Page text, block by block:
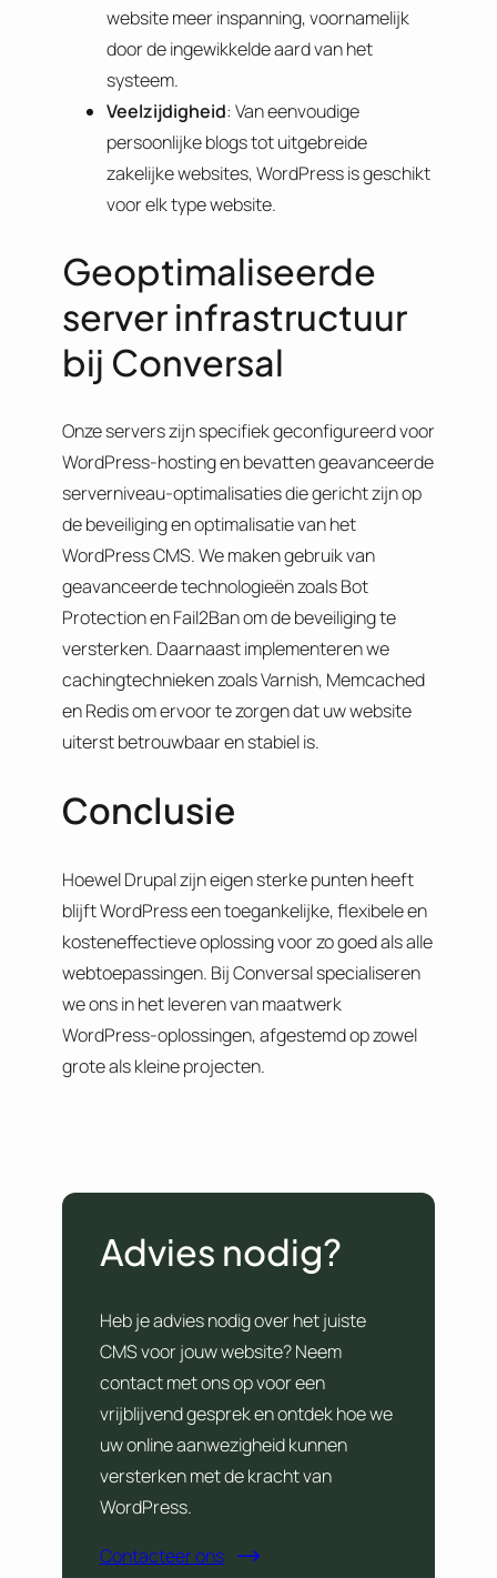
website meer inspanning, voornamelijk
door de ingewikkelde aard van het
systeem.
Veelzijdigheid: Van eenvoudige
persoonlijke blogs tot uitgebreide
zakelijke websites, WordPress is geschikt
voor elk type website.
Geoptimaliseerde
server infrastructuur
bij Conversal
Onze servers zijn specifiek geconfigureerd voor
WordPress-hosting en bevatten geavanceerde
serverniveau-optimalisaties die gericht zijn op
de beveiliging en optimalisatie van het
WordPress CMS. We maken gebruik van
geavanceerde technologieën zoals Bot
Protection en Fail2Ban om de beveiliging te
versterken. Daarnaast implementeren we
cachingtechnieken zoals Varnish, Memcached
en Redis om ervoor te zorgen dat uw website
uiterst betrouwbaar en stabiel is.
Conclusie
Hoewel Drupal zijn eigen sterke punten heeft
blijft WordPress een toegankelijke, flexibele en
kosteneffectieve oplossing voor zo goed als alle
webtoepassingen. Bij Conversal specialiseren
we ons in het leveren van maatwerk
WordPress-oplossingen, afgestemd op zowel
grote als kleine projecten.
Advies nodig?
Heb je advies nodig over het juiste
CMS voor jouw website? Neem
contact met ons op voor een
vrijblijvend gesprek en ontdek hoe we
uw online aanwezigheid kunnen
versterken met de kracht van
WordPress.
Contacteer ons